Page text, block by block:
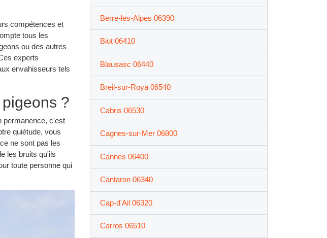
compétences et
tous les
ou des autres
experts
envahisseurs tels
?
permanence, c'est
quiétude, vous
ne sont pas les
les bruits qu'ils
toute personne qui
Berre-les-Alpes 06390
Biot 06410
Blausasc 06440
Breil-sur-Roya 06540
Cabris 06530
Cagnes-sur-Mer 06800
Cannes 06400
Cantaron 06340
Cap-d'Ail 06320
Carros 06510